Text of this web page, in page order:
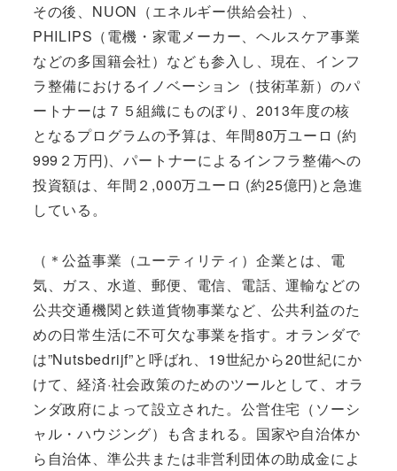
その後、NUON（エネルギー供給会社）、
PHILIPS（電機・家電メーカー、ヘルスケア事業
などの多国籍会社）なども参入し、現在、インフ
ラ整備におけるイノベーション（技術革新）のパ
ートナーは７５組織にものぼり、2013年度の核
となるプログラムの予算は、年間80万ユーロ (約
999２万円)、パートナーによるインフラ整備への
投資額は、年間２,000万ユーロ (約25億円)と急進
している。
（＊公益事業（ユーティリティ）企業とは、電
気、ガス、水道、郵便、電信、電話、運輸などの
公共交通機関と鉄道貨物事業など、公共利益のた
めの日常生活に不可欠な事業を指す。オランダで
は”Nutsbedrijf”と呼ばれ、19世紀から20世紀にか
けて、経済·社会政策のためのツールとして、オラ
ンダ政府によって設立された。公営住宅（ソーシ
ャル・ハウジング）も含まれる。国家や自治体か
ら自治体、準公共または非営利団体の助成金によ